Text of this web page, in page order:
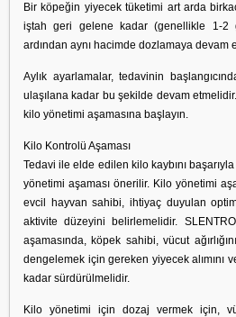
Bir köpeğin yiyecek tüketimi art arda
iştah geri gelene kadar (genellikle 1-2
ardından aynı hacimde dozlamaya devam
Aylık ayarlamalar, tedavinin
ulaşılana kadar bu şekilde devam
kilo yönetimi aşamasına başlayın.
Kilo Kontrolü Aşaması
Tedavi ile elde edilen kilo kaybını
yönetimi aşaması önerilir. Kilo yönetimi
evcil hayvan sahibi, ihtiyaç duyulan
aktivite düzeyini belirlemelidir.
aşamasında, köpek sahibi, vücut
dengelemek için gereken yiyecek alımını
kadar sürdürülmelidir.
Kilo yönetimi için dozaj vermek için,